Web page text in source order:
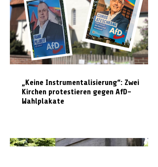
„Keine Instrumentalisierung“: Zwei
Kirchen protestieren gegen AfD-
Wahlplakate